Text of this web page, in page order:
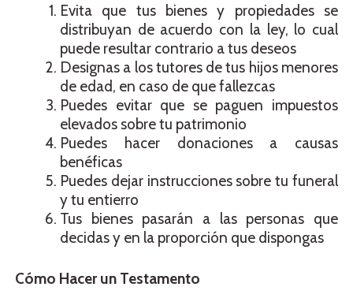
Evita que tus bienes y propiedades se
distribuyan de acuerdo con la ley, lo cual
puede resultar contrario a tus deseos
Designas a los tutores de tus hijos menores
de edad, en caso de que fallezcas
Puedes evitar que se paguen impuestos
elevados sobre tu patrimonio
Puedes hacer donaciones a causas
benéficas
Puedes dejar instrucciones sobre tu funeral
y tu entierro
Tus bienes pasarán a las personas que
decidas y en la proporción que dispongas
Cómo Hacer un Testamento